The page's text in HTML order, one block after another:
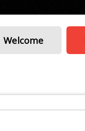
Welcome